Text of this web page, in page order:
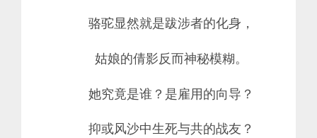
骆驼显然就是跋涉者的化身，
姑娘的倩影反而神秘模糊。
她究竟是谁？是雇用的向导？
抑或风沙中生死与共的战友？